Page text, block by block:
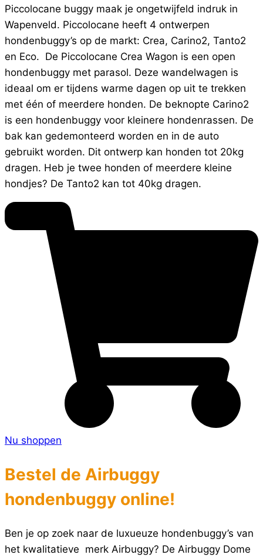
Piccolocane buggy maak je ongetwijfeld indruk in
Wapenveld. Piccolocane heeft 4 ontwerpen
hondenbuggy’s op de markt: Crea, Carino2, Tanto2
en Eco. De Piccolocane Crea Wagon is een open
hondenbuggy met parasol. Deze wandelwagen is
ideaal om er tijdens warme dagen op uit te trekken
met één of meerdere honden. De beknopte Carino2
is een hondenbuggy voor kleinere hondenrassen. De
bak kan gedemonteerd worden en in de auto
gebruikt worden. Dit ontwerp kan honden tot 20kg
dragen. Heb je twee honden of meerdere kleine
hondjes? De Tanto2 kan tot 40kg dragen.
Nu shoppen
Bestel de Airbuggy
hondenbuggy online!
Ben je op zoek naar de luxueuze hondenbuggy’s van
het kwalitatieve merk Airbuggy? De Airbuggy Dome